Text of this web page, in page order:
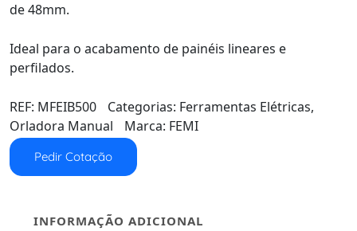
de 48mm.
Ideal para o acabamento de painéis lineares e
perfilados.
REF: MFEIB500 Categorias: Ferramentas Elétricas,
Orladora Manual
Marca: FEMI
Pedir Cotação
INFORMAÇÃO ADICIONAL